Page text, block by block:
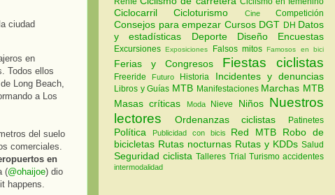
ciudad
en
Todos ellos
Long Beach,
a Los
del suelo
comerciales.
en
(@ohaijoe) dio
happens.
CiclocarrilCicloturismo CineCompetición
Consejos para empezar Cursos DGT DH Datos
y estadísticas Deporte Diseño Encuestas
ExcursionesExposiciones Falsos mitosFamosos en bici
Ferias y Congresos Fiestas ciclistas
Freeride Futuro Historia Incidentes y denuncias
Libros y Guías MTB Manifestaciones Marchas MTB
Masas críticas
Moda Nieve Niños Nuestros
lectores
Ordenanzas ciclistas Patinetes
Política Publicidad con bicis Red MTB Robo de
bicicletas Rutas nocturnas Rutas y KDDs Salud
Seguridad ciclistaTalleres Trial Turismoaccidentes
intermodalidad